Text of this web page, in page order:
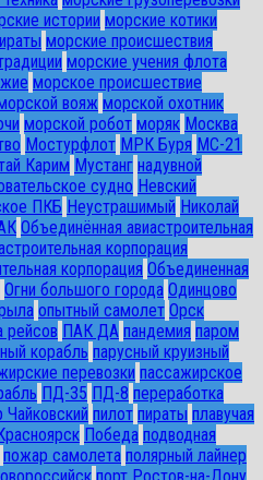
истории морские котики
морские происшествия
морские учения флота
морское происшествие
вояж морской охотник
морской робот моряк Москва
Мостурфлот МРК Буря МС-21
Карим Мустанг надувной
судно Невский
ПКБ Неустрашимый Николай
Объединённая авиастроительная
корпорация
корпорация Объединенная
Огни большого города Одинцово
опытный самолет Орск
рейсов ПАК ДА пандемия паром
корабль парусный круизный
перевозки пассажирское
ПД-35 ПД-8 переработка
Чайковский пилот пираты плавучая
Победа подводная
пожар самолета полярный лайнер